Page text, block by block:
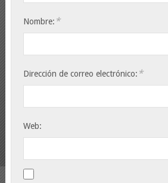
Nombre: *
Dirección de correo electrónico: *
Web: